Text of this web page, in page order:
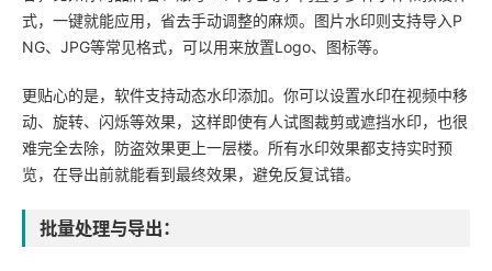
式，一键就能应用，省去手动调整的麻烦。图片水印则支持导入P
NG、JPG等常见格式，可以用来放置Logo、图标等。
更贴心的是，软件支持动态水印添加。你可以设置水印在视频中移
动、旋转、闪烁等效果，这样即使有人试图裁剪或遮挡水印，也很
难完全去除，防盗效果更上一层楼。所有水印效果都支持实时预
览，在导出前就能看到最终效果，避免反复试错。
批量处理与导出：